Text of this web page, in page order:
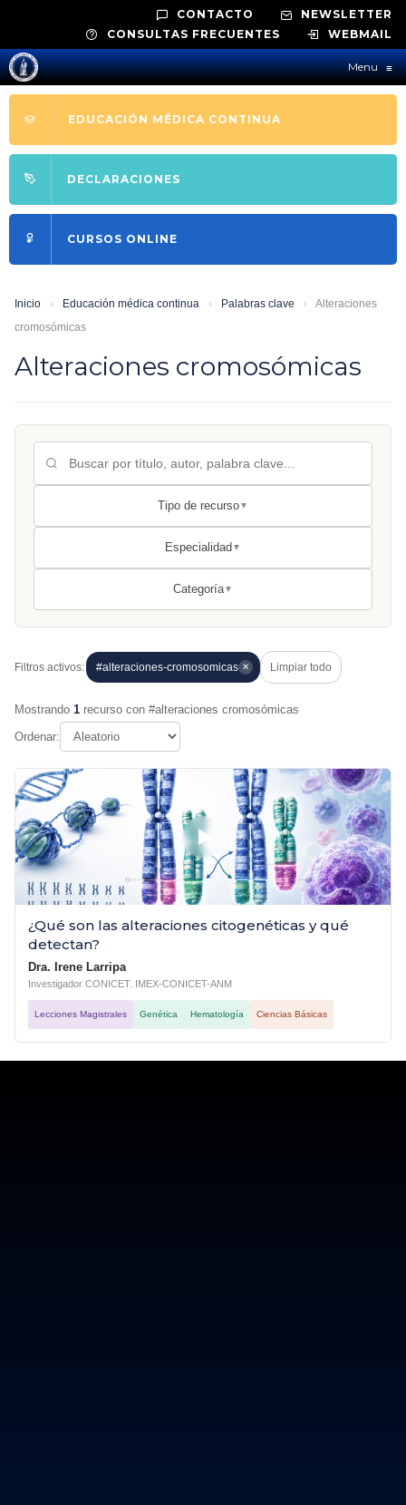
CONTACTO
NEWSLETTER
CONSULTAS FRECUENTES
WEBMAIL
Menu≡
EDUCACIÓN MÉDICA CONTINUA
DECLARACIONES
CURSOS ONLINE
Inicio › Educación médica continua › Palabras clave ›
Alteraciones
cromosómicas
Alteraciones cromosómicas
Tipo de recurso▼
Especialidad ▼
Categoría▼
Filtros activos: #alteraciones-cromosomicas ✕ Limpiar todo
Mostrando 1 recurso con #alteraciones cromosómicas
Ordenar:
¿Qué son las alteraciones citogenéticas y qué
detectan?
Dra. Irene Larripa
Investigador CONICET. IMEX-CONICET-ANM
Lecciones Magistrales Genética Hematología Ciencias Básicas